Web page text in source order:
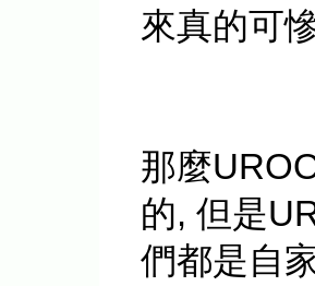
來真的可
那麼
的, 但是
們都是自